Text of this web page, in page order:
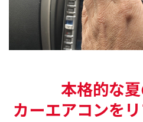
本格的な夏
カーエアコンを